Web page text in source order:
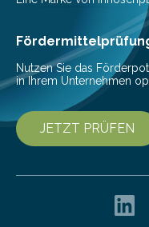
amphibius) in
Nutzen Sie das
in Ihrem Unternehmen
JETZT PRÜFEN